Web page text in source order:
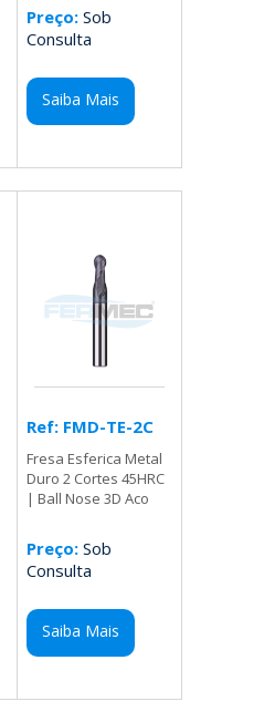
Preço:Sob
Consulta
Saiba Mais
Ref: FMD-TE-2C
Fresa Esferica Metal
Duro 2 Cortes 45HRC
| Ball Nose 3D Aco
Preço:Sob
Consulta
Saiba Mais